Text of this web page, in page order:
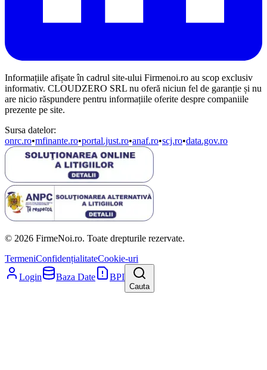
Informațiile afișate în cadrul site-ului Firmenoi.ro au scop exclusiv
informativ. CLOUDZERO SRL nu oferă niciun fel de garanție și nu
are nicio răspundere pentru informațiile oferite despre companiile
prezente pe site.
Sursa datelor:
onrc.ro•mfinante.ro•portal.just.ro•anaf.ro•scj.ro•data.gov.ro
© 2026 FirmeNoi.ro. Toate drepturile rezervate.
TermeniConfidențialitateCookie-uri
Login
Baza Date BPI
Cauta